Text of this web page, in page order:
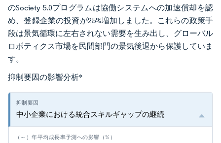
のSociety 5.0プログラムは協働システムへの加速償却を認
め、登録企業の投資が25%増加しました。これらの政策手
段は景気循環に左右されない需要を生み出し、グローバル
ロボティクス市場を民間部門の景気後退から保護していま
す。
抑制要因の影響分析*
中小企業における統合スキルギャップの継続